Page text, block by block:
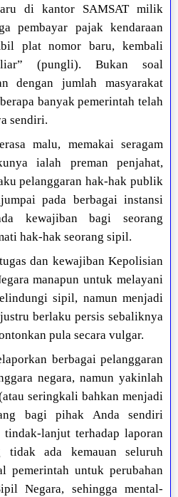
di kantor SAMSAT milik
pembayar pajak kendaraan
plat nomor baru, kembali
(pungli). Bukan soal
dengan jumlah masyarakat
banyak pemerintah telah
sendiri.
malu, memakai seragam
ialah preman penjahat,
pelanggaran hak-hak publik
pada berbagai instansi
kewajiban bagi seorang
hak-hak seorang sipil.
dan kewajiban Kepolisian
manapun untuk melayani
sipil, namun menjadi
berlaku persis sebaliknya
pula secara vulgar.
berbagai pelanggaran
negara, namun yakinlah
seringkali bahkan menjadi
bagi pihak Anda sendiri
lanjut terhadap laporan
tidak ada kemauan seluruh
pemerintah untuk perubahan
Negara, sehingga mental-